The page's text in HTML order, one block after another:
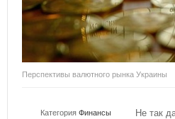
Перспективы валютного рынка Украины
Категория Финансы
Не так